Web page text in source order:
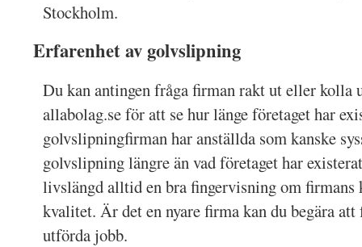
Stockholm.
Erfarenhet av golvslipning
Du kan antingen fråga firman rakt ut eller kolla
allabolag.se för att se hur länge företaget har
golvslipningfirman har anställda som kanske
golvslipning längre än vad företaget har
livslängd alltid en bra fingervisning om firmans
kvalitet. Är det en nyare firma kan du begära att
utförda jobb.